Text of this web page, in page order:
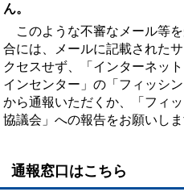
ん。
このような不審なメール等
合には、メールに記載された
クセスせず、「インターネッ
インセンター」の「フィッシ
から通報いただくか、「フィ
協議会」への報告をお願いしま
通報窓口はこちら